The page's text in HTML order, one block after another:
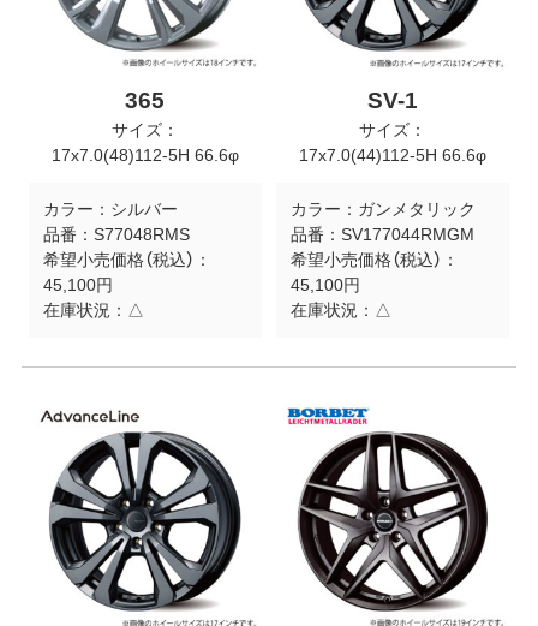
365
サイズ：
17x7.0(48)112-5H 66.6φ
カラー： シルバー
品番： S77048RMS
希望小売価格（税込）：
45,100円
在庫状況： △
SV-1
サイズ：
17x7.0(44)112-5H 66.6φ
カラー： ガンメタリック
品番： SV177044RMGM
希望小売価格（税込）：
45,100円
在庫状況： △